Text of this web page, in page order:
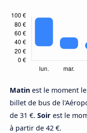
Matin est le moment
billet de bus de
de 31 €. Soir est le
à partir de 42 €.